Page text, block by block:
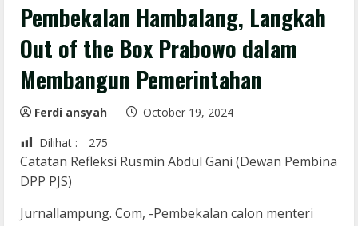
Pembekalan Hambalang, Langkah
Out of the Box Prabowo dalam
Membangun Pemerintahan
Ferdi ansyah
October 19, 2024
Dilihat :
275
Catatan Refleksi Rusmin Abdul Gani (Dewan Pembina
DPP PJS)
Jurnallampung. Com, -Pembekalan calon menteri